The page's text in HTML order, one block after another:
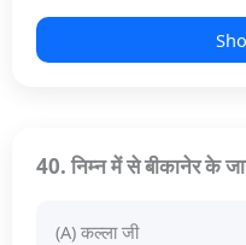
40. निम्न में से बीकानेर के
(A) कल्ला जी